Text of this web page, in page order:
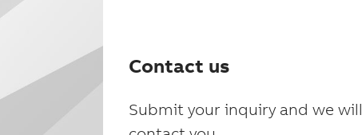
Contact us
Submit your inquiry and we will